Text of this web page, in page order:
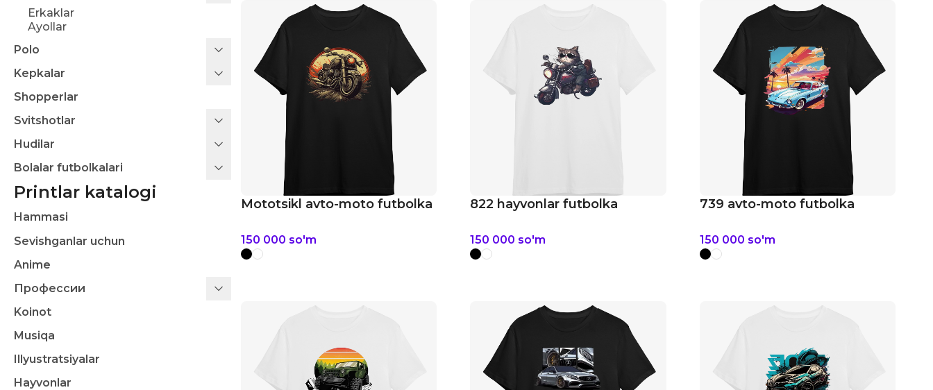
Erkaklar
Ayollar
Polo
Kepkalar
Shopperlar
Svitshotlar
Hudilar
Bolalar futbolkalari
Printlar katalogi
Hammasi
Sevishganlar uchun
Anime
Профессии
Koinot
Musiqa
Illyustratsiyalar
Hayvonlar
Mototsikl avto-moto futbolka
150 000 so'm
822 hayvonlar futbolka
150 000 so'm
739 avto-moto futbolka
150 000 so'm